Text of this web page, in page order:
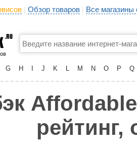
| Обзор товаров | Все
G H J K L M N O P Q